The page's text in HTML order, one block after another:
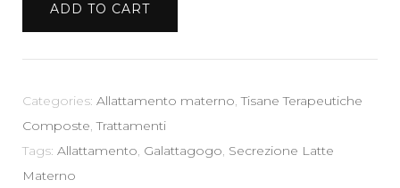
Galattagogo
Secrezione
Latte
Materno
ADD TO CART
Categories: Allattamento materno,Tisane Terapeutiche
Composte,Trattamenti
Tags: Allattamento, Galattagogo, Secrezione Latte
Materno